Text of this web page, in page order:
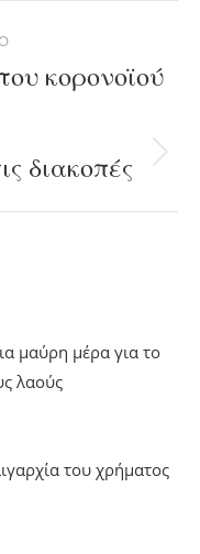
κορονοϊού
διακοπές
μαύρη μέρα για το
λαούς
του χρήματος